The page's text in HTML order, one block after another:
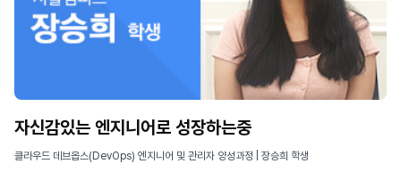
자신감있는 엔지니어로 성장하는중
클라우드 데브옵스(DevOps) 엔지니어 및 관리자 양성과정 | 장승희 학생